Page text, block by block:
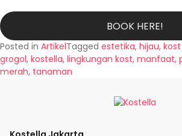
BOOK HERE!
Posted in ArtikelTagged estetika, hijau,
grogol, kostella, lingkungan kost, manfaat,
merah, tanaman